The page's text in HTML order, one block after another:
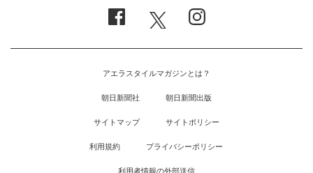
アエラスタイルマガジンとは？
朝日新聞社 朝日新聞出版
サイトマップ サイトポリシー
利用規約 プライバシーポリシー
利用者情報の外部送信